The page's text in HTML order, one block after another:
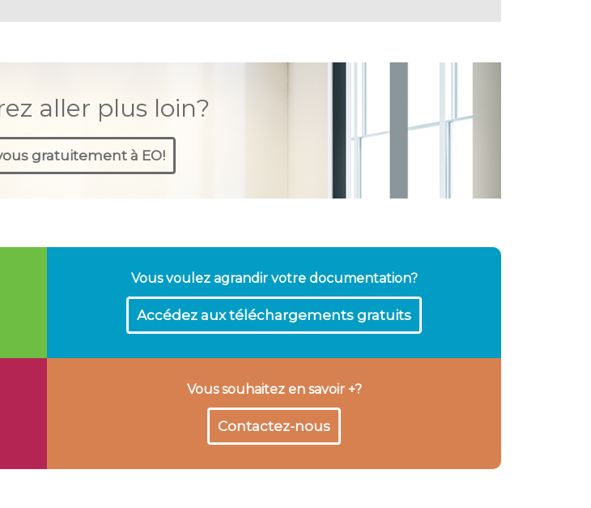
aller plus loin?
gratuitement à EO!
Vous voulez agrandir votre documentation?
Accédez aux téléchargements gratuits
Vous souhaitez en savoir +?
Contactez-nous